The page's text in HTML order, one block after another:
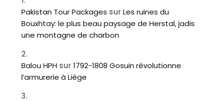
Pakistan Tour Packages sur Les ruines du
Bouxhtay: le plus beau paysage de Herstal, jadis
une montagne de charbon
Balou HPH sur 1792-1808 Gosuin révolutionne
l’armurerie à Liège